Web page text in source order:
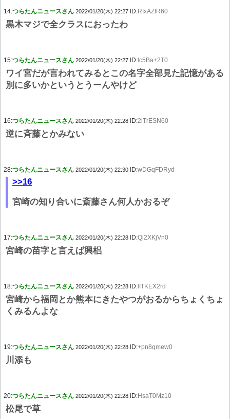
14:つらたんニュースさん 2022/01/20(木) 22:27 ID:RIxAZfR60
黒木マジで全クラスにおったわ
15:つらたんニュースさん 2022/01/20(木) 22:27 ID: lc5Ba+2T0
ワイ宮だが言われてみるとこの名字全部見た記憶がある
別に多いかというとうーんやけど
16:つらたんニュースさん 2022/01/20(木) 22:28 ID:2lTrESN60
逆に斉藤とかみない
28:つらたんニュースさん 2022/01/20(木) 22:30 ID:wDGqFDRyd
>>16
宮崎の知り合いに斎藤さん何人かおるぞ
17:つらたんニュースさん 2022/01/20(木) 22:28 ID:Qi2XKjVn0
宮崎の苗字と言えば興梠
18:つらたんニュースさん 2022/01/20(木) 22:28 ID: lITKEX2rd
宮崎から福岡とか熊本にきたやつがおるからちょくちょ
くみるんよな
19:つらたんニュースさん 2022/01/20(木) 22:28 ID:+pn8qmew0
川添も
20:つらたんニュースさん 2022/01/20(木) 22:28 ID:HsaT0Mz10
松尾で草